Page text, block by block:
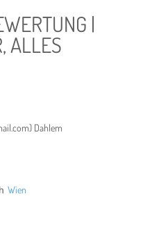
|
ALLES
Dahlem
Wien